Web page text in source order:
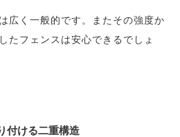
広く一般的です。またその強度か
たフェンスは安心できるでしょ
付ける二重構造